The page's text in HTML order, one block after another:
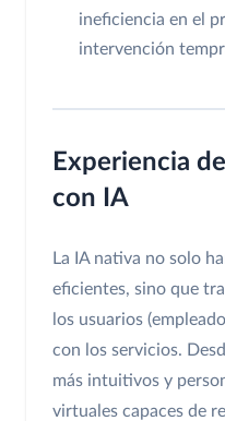
ineficiencia en el
intervención
Experiencia
con IA
La IA nativa no solo
eficientes, sino que
los usuarios
con los servicios.
más intuitivos y
virtuales capaces de